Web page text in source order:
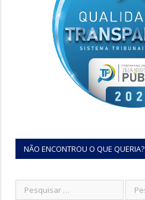
NÃO ENCONTROU O QUE QUERIA?